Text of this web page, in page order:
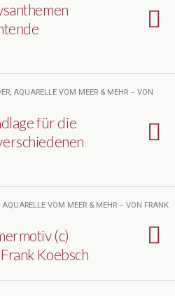
AQUARELLE VOM MEER & MEHR – VON
für die
VOM MEER & MEHR – VON FRANK
(c)
Koebsch